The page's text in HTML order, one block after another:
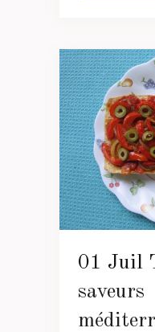
01 Juil
saveurs